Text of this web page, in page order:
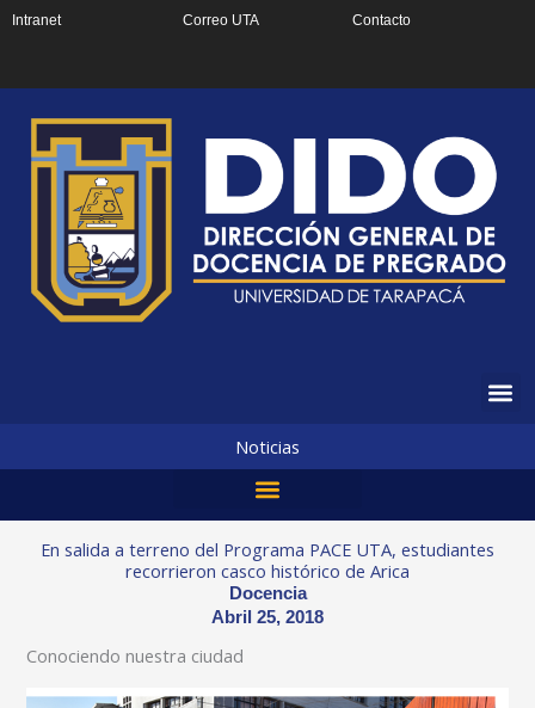
Intranet Correo UTA Contacto
Noticias
En salida a terreno del Programa PACE UTA, estudiantes
recorrieron casco histórico de Arica
Docencia
Abril 25, 2018
Conociendo nuestra ciudad